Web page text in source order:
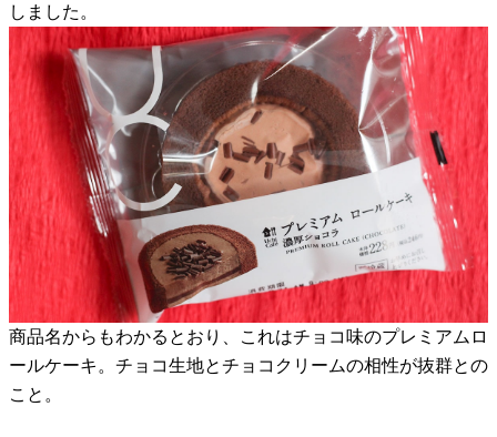
しました。
商品名からもわかるとおり、これはチョコ味のプレミアムロ
ールケーキ。チョコ生地とチョコクリームの相性が抜群との
こと。